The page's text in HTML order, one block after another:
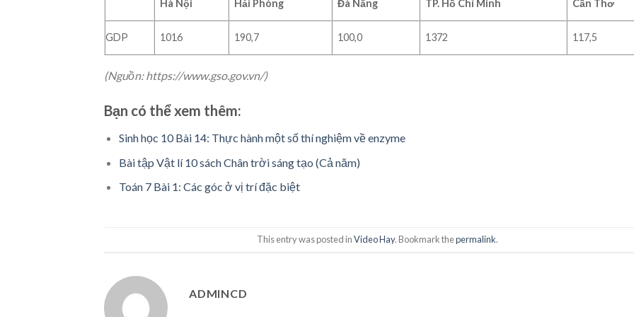
Hà Nội Hải Phòng Đà Nẵng TP. Hồ Chí Minh Cần Thơ
GDP 1016 190,7 100,0 1372 117,5
(Nguồn: https://www.gso.gov.vn/)
Bạn có thể xem thêm:
Sinh học 10 Bài 14: Thực hành một số thí nghiệm về enzyme
Bài tập Vật lí 10 sách Chân trời sáng tạo (Cả năm)
Toán 7 Bài 1: Các góc ở vị trí đặc biệt
This entry was posted inVideo Hay. Bookmark thepermalink.
ADMINCD